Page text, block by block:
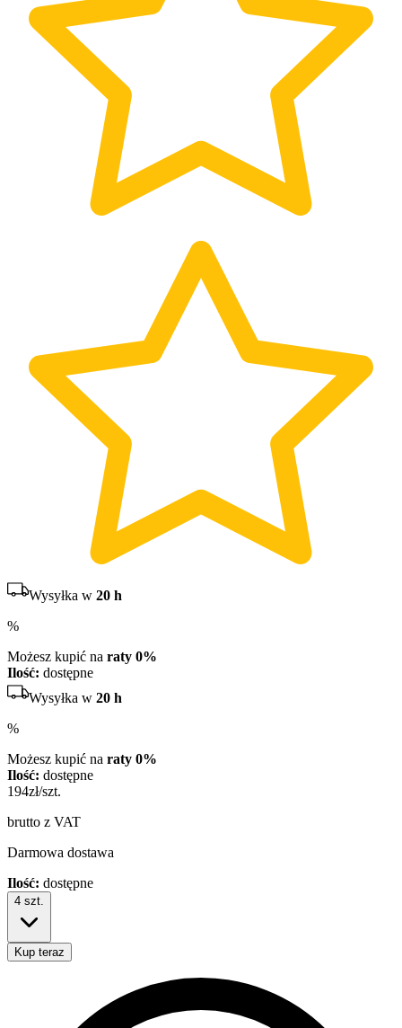
Wysyłka w 20 h
%
Możesz kupić na raty 0%
Ilość: dostępne
Wysyłka w 20 h
%
Możesz kupić na raty 0%
Ilość: dostępne
194zł/szt.
brutto z VAT
Darmowa dostawa
Ilość: dostępne
4 szt.
Kup teraz